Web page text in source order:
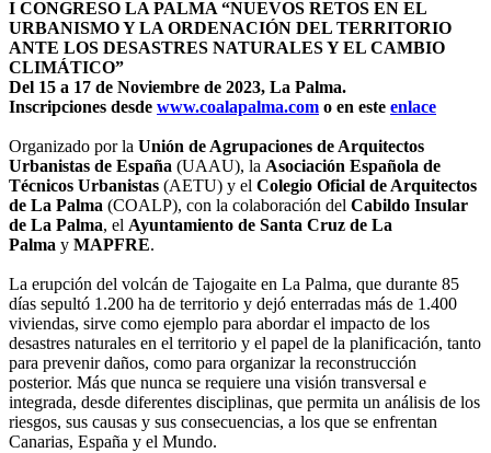
I CONGRESO LA PALMA “NUEVOS RETOS EN EL
URBANISMO Y LA ORDENACIÓN DEL TERRITORIO
ANTE LOS DESASTRES NATURALES Y EL CAMBIO
CLIMÁTICO”
Del 15 a 17 de Noviembre de 2023, La Palma.
Inscripciones desde www.coalapalma.com o en este enlace
Organizado por la Unión de Agrupaciones de Arquitectos
Urbanistas de España (UAAU), la Asociación Española de
Técnicos Urbanistas (AETU) y el Colegio Oficial de Arquitectos
de La Palma (COALP), con la colaboración del Cabildo Insular
de La Palma, el Ayuntamiento de Santa Cruz de La
Palma y MAPFRE.
La erupción del volcán de Tajogaite en La Palma, que durante 85
días sepultó 1.200 ha de territorio y dejó enterradas más de 1.400
viviendas, sirve como ejemplo para abordar el impacto de los
desastres naturales en el territorio y el papel de la planificación, tanto
para prevenir daños, como para organizar la reconstrucción
posterior. Más que nunca se requiere una visión transversal e
integrada, desde diferentes disciplinas, que permita un análisis de los
riesgos, sus causas y sus consecuencias, a los que se enfrentan
Canarias, España y el Mundo.